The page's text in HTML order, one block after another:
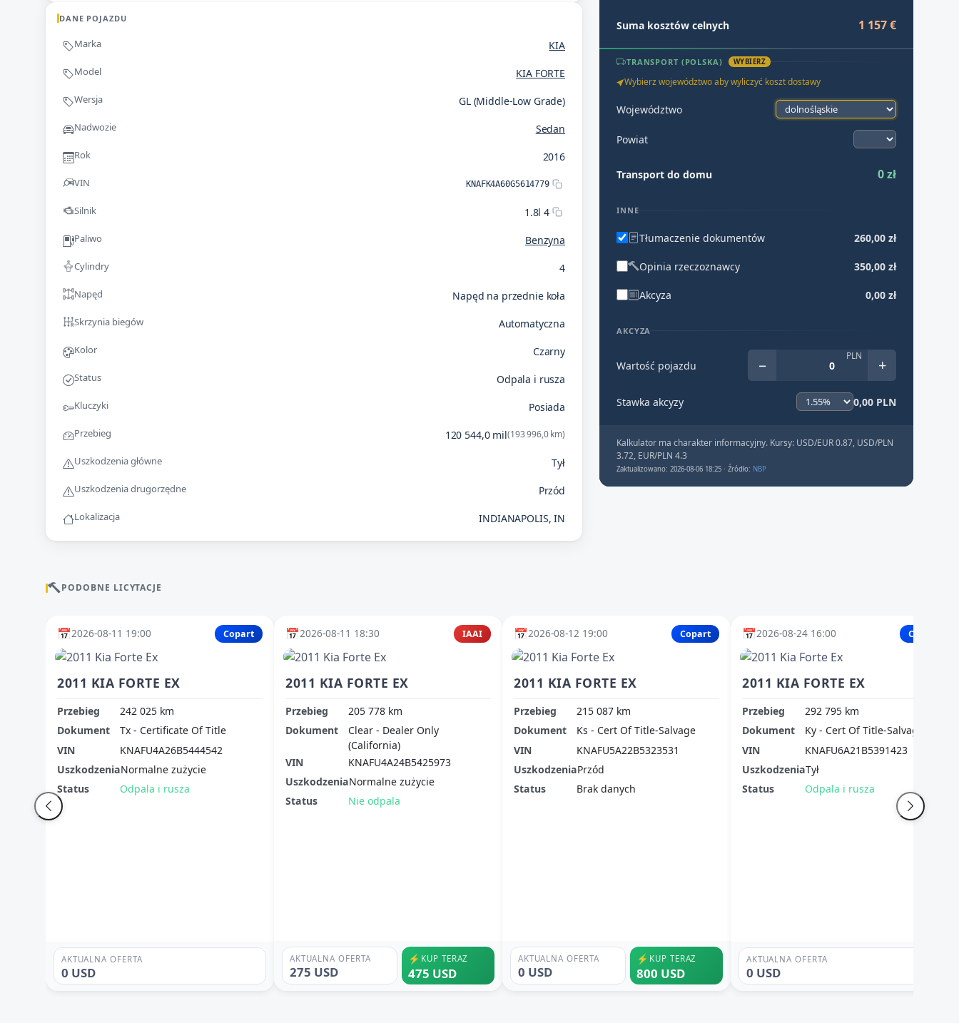
DANE POJAZDU
Marka KIA
Model KIA FORTE
Wersja GL (Middle-Low Grade)
Nadwozie Sedan
Rok 2016
VIN KNAFK4A60G5614779
Silnik 1.8l 4
Paliwo Benzyna
Cylindry 4
Napęd Napęd na przednie koła
Skrzynia biegów Automatyczna
Kolor Czarny
Status Odpala i rusza
Kluczyki Posiada
Przebieg 120 544,0 mil(193 996,0 km)
Uszkodzenia główne Tył
Uszkodzenia drugorzędne Przód
Lokalizacja INDIANAPOLIS, IN
Suma kosztów celnych 1 157 €
TRANSPORT (POLSKA) WYBIERZ
Wybierz województwo aby wyliczyć koszt dostawy
Województwo
Powiat
Transport do domu 0 zł
INNE
Tłumaczenie dokumentów 260,00 zł
Opinia rzeczoznawcy 350,00 zł
Akcyza 0,00 zł
AKCYZA
Wartość pojazdu − PLN +
Stawka akcyzy 0,00 PLN
Kalkulator ma charakter informacyjny. Kursy: USD/EUR 0.87, USD/PLN
3.72, EUR/PLN 4.3
Zaktualizowano: 2026-08-06 18:25 · Źródło: NBP
PODOBNE LICYTACJE
📅2026-08-11 19:00 Copart
2011 KIA FORTE EX
Przebieg
242 025 km
Dokument
Tx - Certificate Of Title
VIN
KNAFU4A26B5444542
UszkodzeniaNormalne zużycie
Status
Odpala i rusza
AKTUALNA OFERTA
0 USD
📅2026-08-11 18:30 IAAI
2011 KIA FORTE EX
Przebieg
205 778 km
Dokument
Clear - Dealer Only
(California)
VIN
KNAFU4A24B5425973
UszkodzeniaNormalne zużycie
Status
Nie odpala
AKTUALNA OFERTA
275 USD
⚡ KUP TERAZ
475 USD
📅2026-08-12 19:00 Copart
2011 KIA FORTE EX
Przebieg
215 087 km
Dokument
Ks - Cert Of Title-Salvage
VIN
KNAFU5A22B5323531
UszkodzeniaPrzód
Status
Brak danych
AKTUALNA OFERTA
0 USD
⚡ KUP TERAZ
800 USD
📅2026-08-24 16:00 Copart
2011 KIA FORTE EX
Przebieg
292 795 km
Dokument
Ky - Cert Of Title-Salvage
VIN
KNAFU6A21B5391423
UszkodzeniaTył
Status
Odpala i rusza
AKTUALNA OFERTA
0 USD